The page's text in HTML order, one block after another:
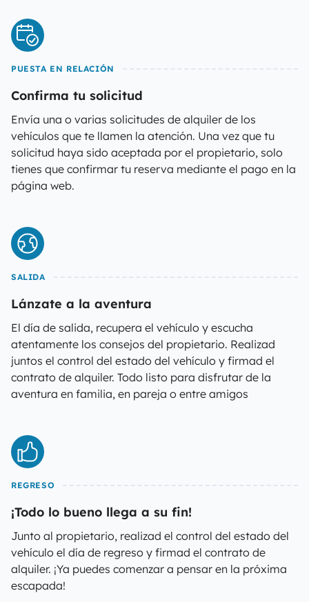
PUESTA EN RELACIÓN
Confirma tu solicitud
Envía una o varias solicitudes de alquiler de los
vehículos que te llamen la atención. Una vez que tu
solicitud haya sido aceptada por el propietario, solo
tienes que confirmar tu reserva mediante el pago en la
página web.
SALIDA
Lánzate a la aventura
El día de salida, recupera el vehículo y escucha
atentamente los consejos del propietario. Realizad
juntos el control del estado del vehículo y firmad el
contrato de alquiler. Todo listo para disfrutar de la
aventura en familia, en pareja o entre amigos
REGRESO
¡Todo lo bueno llega a su fin!
Junto al propietario, realizad el control del estado del
vehículo el día de regreso y firmad el contrato de
alquiler. ¡Ya puedes comenzar a pensar en la próxima
escapada!